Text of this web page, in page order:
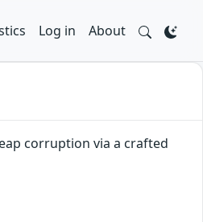
Log in About
corruption via a crafted